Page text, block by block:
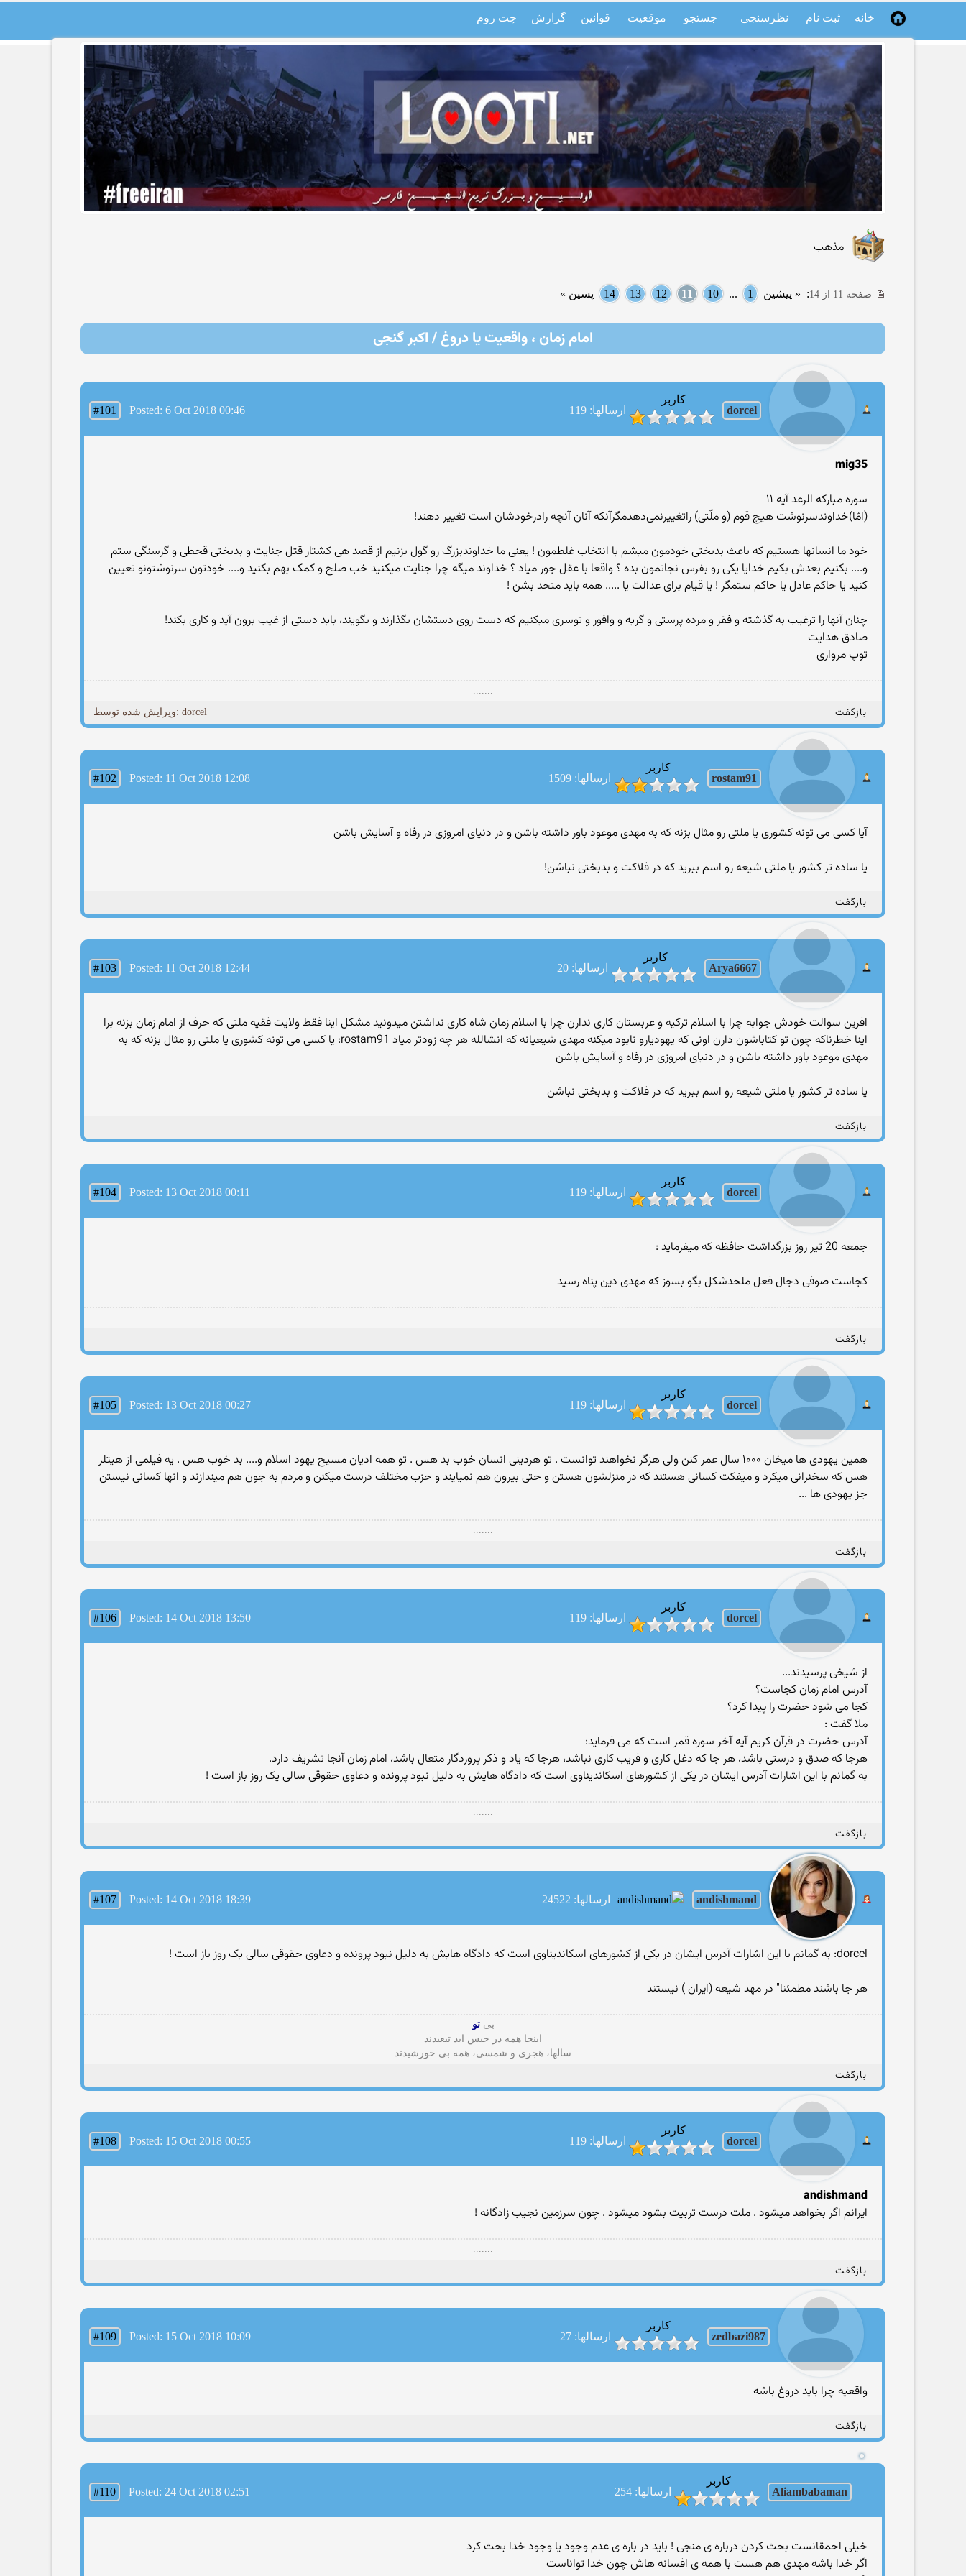
خانه ثبت نام نظرسنجی جستجو موقعیت قوانین گزارش چت روم
مذهب
صفحه 11 از 14 : « پیشین 1
...
10
11
12
13
14 پسین »
امام زمان ، واقعیت یا دروغ / اکبر گنجی
dorcel
کاربر
ارسالها: 119
#101 Posted: 6 Oct 2018 00:46
mig35
سوره مبارکه الرعد آیه ۱۱
(امّا)خداوندسرنوشت هیچ قوم (و ملّتی) راتغییرنمی‌دهدمگرآنکه آنان آنچه رادرخودشان است تغییر دهند!
خود ما انسانها هستیم که باعث بدبختی خودمون میشم با انتخاب غلطمون ! یعنی ما خداوندبزرگ رو گول بزنیم از قصد هی کشتار قتل جنایت و بدبختی قحطی و گرسنگی ستم
و.... بکنیم بعدش بکیم خدایا یکی رو بفرس نجاتمون بده ؟ واقعا با عقل جور میاد ؟ خداوند میگه چرا جنایت میکنید خب صلح و کمک بهم بکنید و.... خودتون سرنوشتونو تعیین
کنید یا حاکم عادل یا حاکم ستمگر ! یا قیام برای عدالت یا ..... همه باید متحد بشن !
چنان آنها را ترغیب به گذشته و فقر و مرده پرستی و گریه و وافور و توسری میکنیم که دست روی دستشان بگذارند و بگویند، باید دستی از غیب برون آید و کاری بکند!
صادق هدایت
توپ مرواری
.......
بازگفت ویرایش شده توسط: dorcel
rostam91
کاربر
ارسالها: 1509
#102 Posted: 11 Oct 2018 12:08
آیا کسی می تونه کشوری یا ملتی رو مثال بزنه که به مهدی موعود باور داشته باشن و در دنیای امروزی در رفاه و آسایش باشن
یا ساده تر کشور یا ملتی شیعه رو اسم ببرید که در فلاکت و بدبختی نباشن!
بازگفت
Arya6667
کاربر
ارسالها: 20
#103 Posted: 11 Oct 2018 12:44
افرین سوالت خودش جوابه چرا با اسلام ترکیه و عربستان کاری ندارن چرا با اسلام زمان شاه کاری نداشتن میدونید مشکل اینا فقط ولایت فقیه ملتی که حرف از امام زمان بزنه برا
اینا خطرناکه چون تو کتاباشون دارن اونی که یهودیارو نابود میکنه مهدی شیعیانه که انشالله هر چه زودتر میاد rostam91: یا کسی می تونه کشوری یا ملتی رو مثال بزنه که به
مهدی موعود باور داشته باشن و در دنیای امروزی در رفاه و آسایش باشن
یا ساده تر کشور یا ملتی شیعه رو اسم ببرید که در فلاکت و بدبختی نباشن
بازگفت
dorcel
کاربر
ارسالها: 119
#104 Posted: 13 Oct 2018 00:11
جمعه 20 تیر روز بزرگداشت حافظه که میفرماید :
کجاست صوفی دجال فعل ملحدشکل بگو بسوز که مهدی دین پناه رسید
.......
بازگفت
dorcel
کاربر
ارسالها: 119
#105 Posted: 13 Oct 2018 00:27
همین یهودی ها میخان ۱۰۰۰ سال عمر کنن ولی هزگر نخواهند توانست . تو هردینی انسان خوب بد هس . تو همه ادیان مسیح یهود اسلام و.... بد خوب هس . یه فیلمی از هیتلر
هس که سخنرانی میکرد و میفکت کسانی هستند که در منزلشون هستن و حتی بیرون هم نمیایند و حزب مختلف درست میکنن و مردم به جون هم میندازند و انها کسانی نیستن
جز یهودی ها ...
.......
بازگفت
dorcel
کاربر
ارسالها: 119
#106 Posted: 14 Oct 2018 13:50
از شیخی پرسیدند...
آدرس امام زمان کجاست؟
کجا می شود حضرت را پیدا کرد؟
ملا گفت :
آدرس حضرت در قرآن کریم آیه آخر سوره قمر است که می فرماید:
هرجا که صدق و درستی باشد، هر جا که دغل کاری و فریب کاری نباشد، هرجا که یاد و ذکر پروردگار متعال باشد، امام زمان آنجا تشریف دارد.
به گمانم با این اشارات آدرس ایشان در یکی از کشورهای اسکاندیناوی است که دادگاه هایش به دلیل نبود پرونده و دعاوی حقوقی سالی یک روز باز است !
.......
بازگفت
andishmand ارسالها: 24522 #107 Posted: 14 Oct 2018 18:39
dorcel: به گمانم با این اشارات آدرس ایشان در یکی از کشورهای اسکاندیناوی است که دادگاه هایش به دلیل نبود پرونده و دعاوی حقوقی سالی یک روز باز است !
هر جا باشند مطمئنا" در مهد شیعه (ایران ) نیستند
بی تو
اینجا همه در حبس ابد تبعیدند
سالها، هجری و شمسی، همه بی خورشیدند
بازگفت
dorcel
کاربر
ارسالها: 119
#108 Posted: 15 Oct 2018 00:55
andishmand
ایرانم اگر بخواهد میشود . ملت درست تربیت بشود میشود . چون سرزمین نجیب زادگانه !
.......
بازگفت
zedbazi987
کاربر
ارسالها: 27
#109 Posted: 15 Oct 2018 10:09
واقعیه چرا باید دروغ باشه
بازگفت
Aliambabaman
کاربر
ارسالها: 254
#110 Posted: 24 Oct 2018 02:51
خیلی احمقانست بحث کردن درباره ی منجی ! باید در باره ی عدم وجود یا وجود خدا بحث کرد
اگر خدا باشه مهدی هم هست با همه ی افسانه هاش چون خدا تواناست